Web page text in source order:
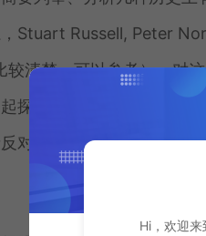
，Stuart Russell, Peter
清楚，可以参考）。对
探讨“人何以为人”，或者
对形而上的讨论，他们会
Hi，欢迎